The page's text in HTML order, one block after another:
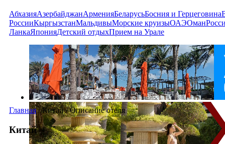
АбхазияАзербайджанАрменияБеларусьБосния и Герцеговина
РоссииКыргызстанМальдивыМорские круизыОАЭОман
ЛанкаЯпонияДетский отдыхПрием на Урале
Главная /Китай/Описание отеля
Китай